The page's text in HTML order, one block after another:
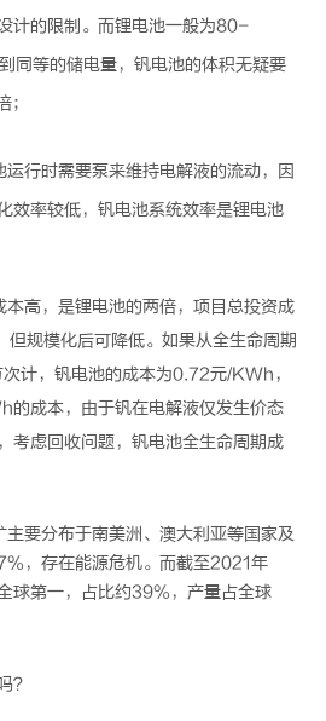
计的限制。而锂电池一般为80-
同等的储电量，钒电池的体积无疑要
运行时需要泵来维持电解液的流动，因
效率较低，钒电池系统效率是锂电池
本高，是锂电池的两倍，项目总投资成
规模化后可降低。如果从全生命周期
计，钒电池的成本为0.72元/KWh，
成本，由于钒在电解液仅发生价态
考虑回收问题，钒电池全生命周期成
要分布于南美洲、澳大利亚等国家及
，存在能源危机。而截至2021年
球第一，占比约39%，产量占全球
？